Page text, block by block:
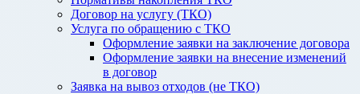
Договор на услугу (ТКО)
Услуга по обращению с ТКО
Оформление заявки на заключение договора
Оформление заявки на внесение изменений
в договор
Заявка на вывоз отходов (не ТКО)